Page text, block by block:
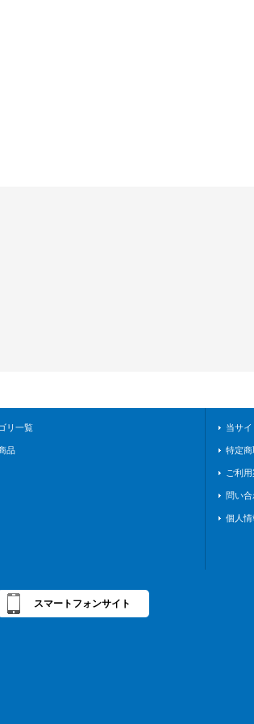
リ一覧
品
当サ
特定
ご利
問い合
個人
スマートフォンサイト